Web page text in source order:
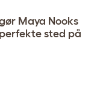
Maya Nooks
sted på